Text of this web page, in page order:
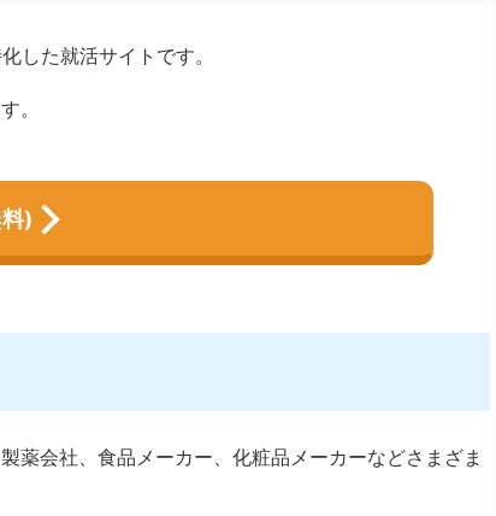
した就活サイトです。
。
)
薬会社、食品メーカー、化粧品メーカーなどさまざま